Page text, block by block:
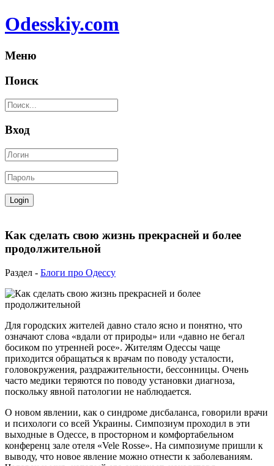
Odesskiy.com
Меню
Поиск
Вход
Как сделать свою жизнь прекрасней и более
продолжительной
Раздел - Блоги про Одессу
Для городских жителей давно стало ясно и понятно, что
означают слова «вдали от природы» или «давно не бегал
босиком по утренней росе». Жителям Одессы чаще
приходится обращаться к врачам по поводу усталости,
головокружения, раздражительности, бессонницы. Очень
часто медики теряются по поводу установки диагноза,
поскольку явной патологии не наблюдается.
О новом явлении, как о синдроме дисбаланса, говорили врачи
и психологи со всей Украины. Симпозиум проходил в эти
выходные в Одессе, в просторном и комфортабельном
конференц зале отеля «Vele Rosse». На симпозиуме пришли к
выводу, что новое явление можно отнести к заболеваниям.